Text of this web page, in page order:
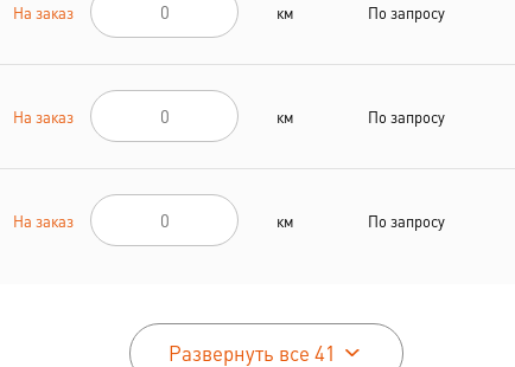
На заказ км По запросу
На заказ км По запросу
На заказ км По запросу
Развернуть все 41